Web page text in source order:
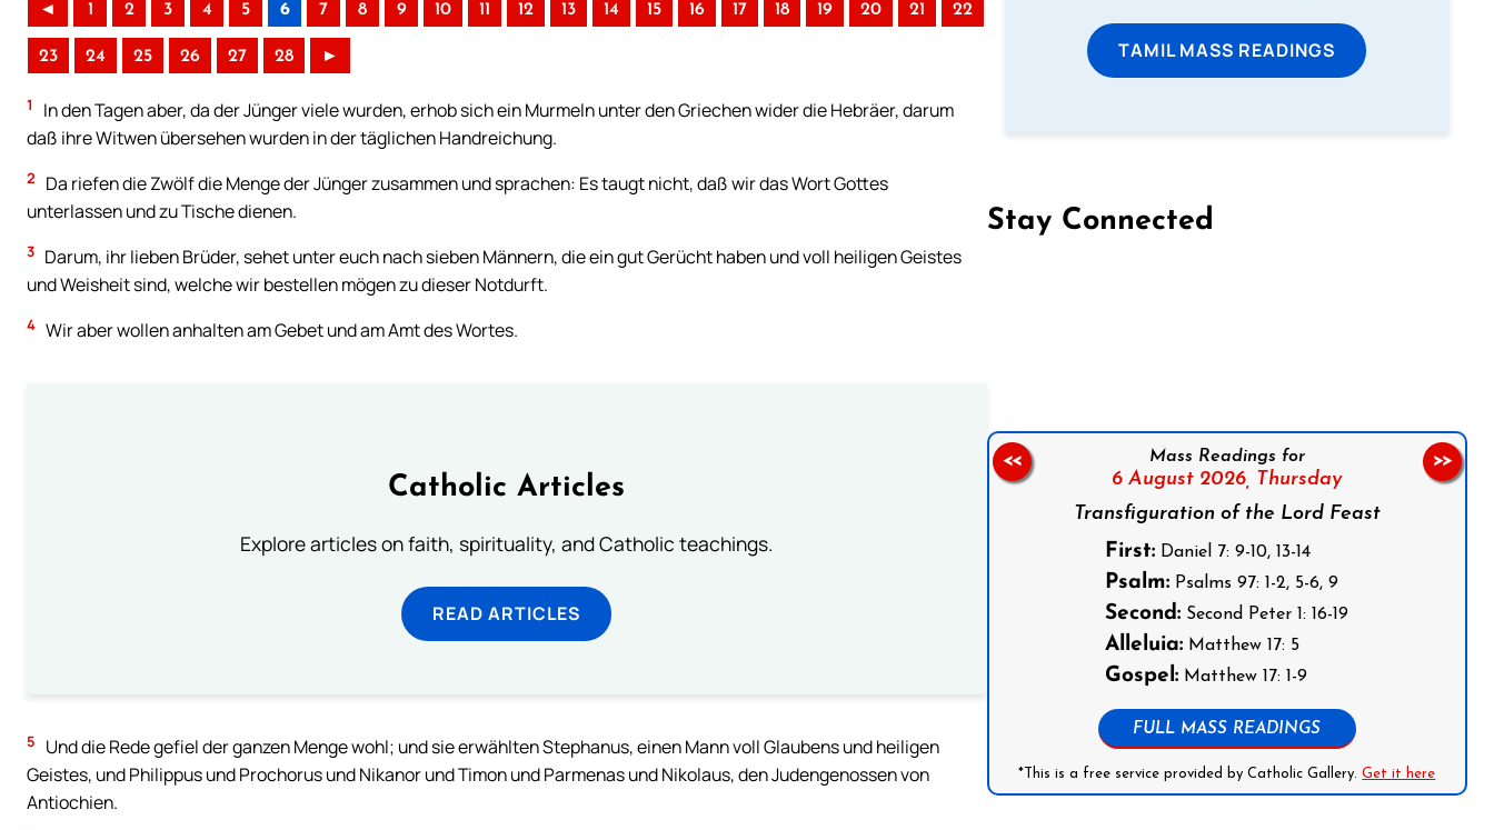
◄ 1 2 3 4 5 6 7 8 9 10 11 12 13 14 15 16 17 18 19 20 21 22
23 24 25 26 27 28 ►
1
In den Tagen aber, da der Jünger viele wurden, erhob sich ein Murmeln unter den Griechen wider die Hebräer, darum
daß ihre Witwen übersehen wurden in der täglichen Handreichung.
2
Da riefen die Zwölf die Menge der Jünger zusammen und sprachen: Es taugt nicht, daß wir das Wort Gottes
unterlassen und zu Tische dienen.
3 Darum, ihr lieben Brüder, sehet unter euch nach sieben Männern, die ein gut Gerücht haben und voll heiligen Geistes
und Weisheit sind, welche wir bestellen mögen zu dieser Notdurft.
4 Wir aber wollen anhalten am Gebet und am Amt des Wortes.
Catholic Articles
Explore articles on faith, spirituality, and Catholic teachings.
READ ARTICLES
5
Und die Rede gefiel der ganzen Menge wohl; und sie erwählten Stephanus, einen Mann voll Glaubens und heiligen
Geistes, und Philippus und Prochorus und Nikanor und Timon und Parmenas und Nikolaus, den Judengenossen von
Antiochien.
TAMIL MASS READINGS
Stay Connected
Mass Readings for
6 August 2026, Thursday
Transfiguration of the Lord Feast
First: Daniel 7: 9-10, 13-14
Psalm: Psalms 97: 1-2, 5-6, 9
Second: Second Peter 1: 16-19
Alleluia: Matthew 17: 5
Gospel: Matthew 17: 1-9
FULL MASS READINGS
*This is a free service provided by Catholic Gallery.Get it here
<< >>